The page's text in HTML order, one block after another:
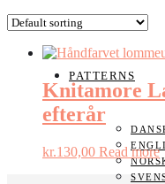
PATTERNS
Knitamore
efterår
kr.130,00 Read more